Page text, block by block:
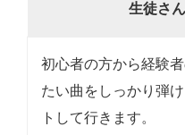
生徒さ
初心者の方から経験
たい曲をしっかり弾
トして行きます。